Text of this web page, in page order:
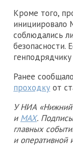
Кроме того,
соблюдались
безопасности.
Ранее
проходку от
У НИА «Нижний
и MAX.
главных
и оперативной